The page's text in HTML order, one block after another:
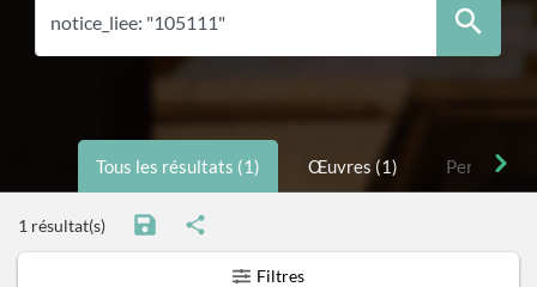
Tous les résultats (1) Œuvres (1) Personnes
1 résultat(s)
Filtres